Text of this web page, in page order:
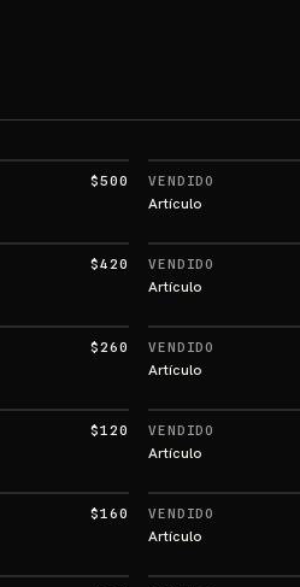
$500 VENDIDO
Artículo
$420 VENDIDO
Artículo
$260 VENDIDO
Artículo
$120 VENDIDO
Artículo
$160 VENDIDO
Artículo